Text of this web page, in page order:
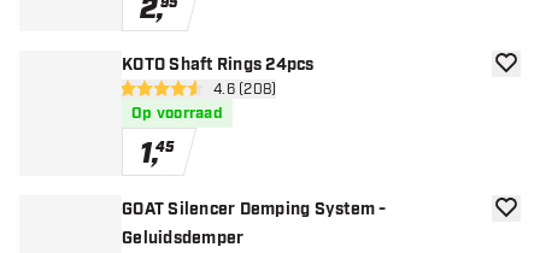
2,
KOTO Shaft Rings 24pcs
open reviews drawer
4.6 score sterren4.6 (208)
Op voorraad
1,45
GOAT Silencer Demping System -
Geluidsdemper